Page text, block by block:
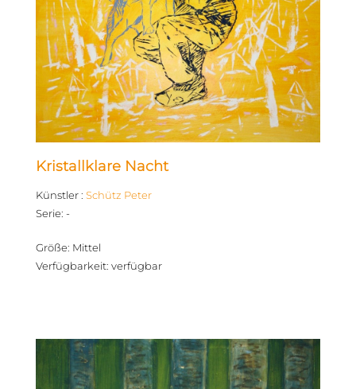
Kristallklare Nacht
Künstler: Schütz Peter
Serie: -
Größe: Mittel
Verfügbarkeit: verfügbar